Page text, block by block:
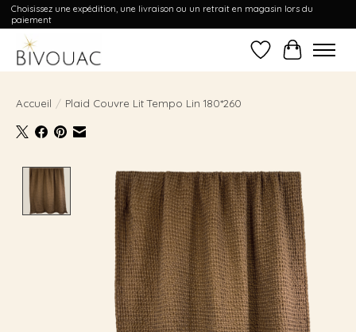
Choisissez une expédition, une livraison ou un retrait en magasin lors du
paiement
Liste dePanier
Accueil / Plaid Couvre Lit Tempo Lin 180*260
Product image slideshow Items